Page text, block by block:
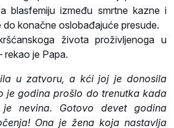
blasfemiju između smrtne kazne i
konačne oslobađajuće presude.
života proživljenoga u
rekao je Papa.
u zatvoru, a kći joj je donosila
je godina prošlo do trenutka kada
nevina. Gotovo devet godina
Ona je žena koja nastavlja